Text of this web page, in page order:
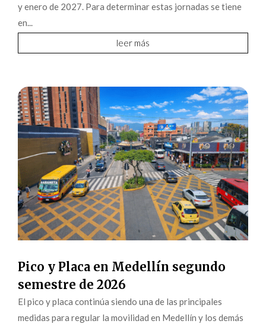
y enero de 2027. Para determinar estas jornadas se tiene
en...
leer más
Pico y Placa en Medellín segundo
semestre de 2026
El pico y placa continúa siendo una de las principales
medidas para regular la movilidad en Medellín y los demás